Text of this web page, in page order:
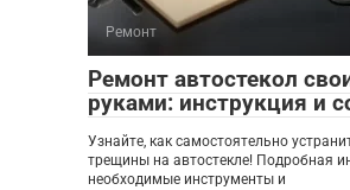
Ремонт
Ремонт автостекол
руками: инструкция и
Узнайте, как самостоятельно
трещины на автостекле! Подробная
необходимые инструменты и